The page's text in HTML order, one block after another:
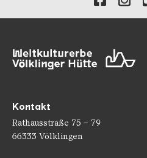
Kontakt
Rathausstraße 75 – 79
66333 Völklingen